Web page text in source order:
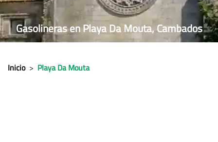
Gasolineras en Playa Da Mouta, Cambados
Inicio > Playa Da Mouta